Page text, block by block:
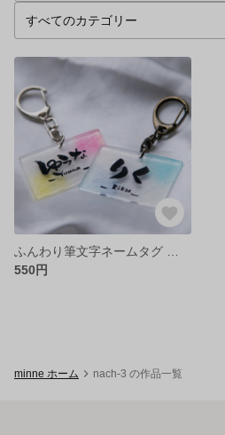
550円
minne ホーム nach-3 の作品一覧